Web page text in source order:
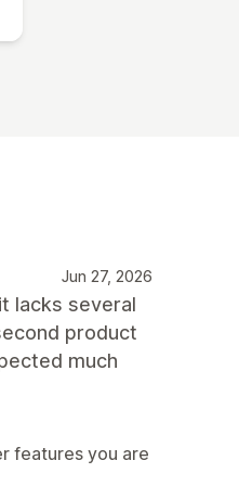
Jun 27, 2026
lacks several
product
much
features you are